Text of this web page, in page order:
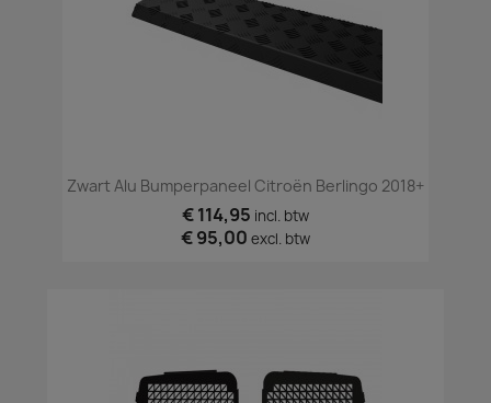
Zwart Alu Bumperpaneel Citroën Berlingo 2018+
€ 114,95 incl. btw
€ 95,00 excl. btw